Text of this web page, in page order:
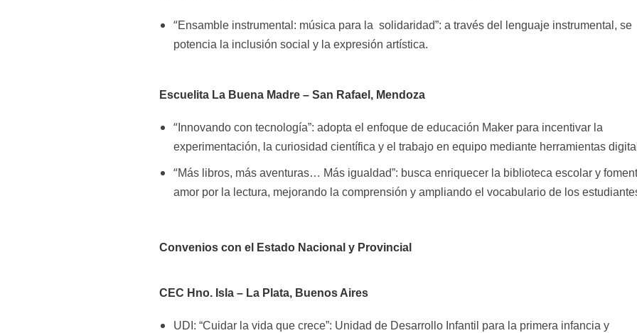
“Ensamble instrumental: música para la solidaridad”: a través del lenguaje instrumental, se
potencia la inclusión social y la expresión artística.
Escuelita La Buena Madre – San Rafael, Mendoza
“ Innovando con tecnología”: adopta el enfoque de educación Maker para incentivar la
experimentación, la curiosidad científica y el trabajo en equipo mediante herramientas
“Más libros, más aventuras… Más igualdad”: busca enriquecer la biblioteca escolar y
amor por la lectura, mejorando la comprensión y ampliando el vocabulario de los
Convenios con el Estado Nacional y Provincial
CEC Hno. Isla – La Plata, Buenos Aires
UDI: “Cuidar la vida que crece”: Unidad de Desarrollo Infantil para la primera infancia y